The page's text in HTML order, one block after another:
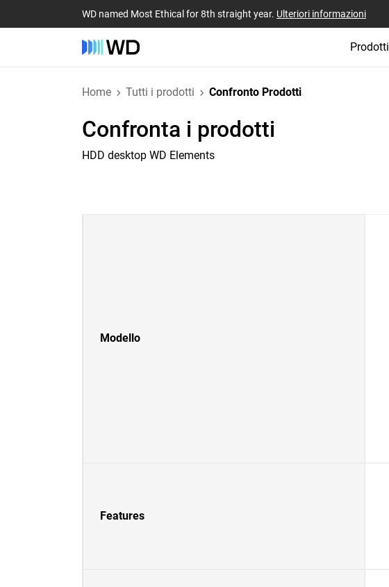
WD named Most Ethical for 8th straight year. Ulteriori informazioni
Prodotti
Home Tutti i prodotti Confronto Prodotti
Confronta i prodotti
HDD desktop WD Elements
Modello
Features